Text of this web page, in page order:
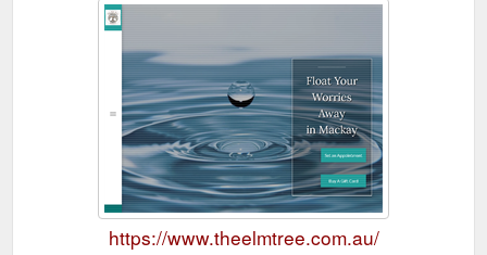
https://www.theelmtree.com.au/